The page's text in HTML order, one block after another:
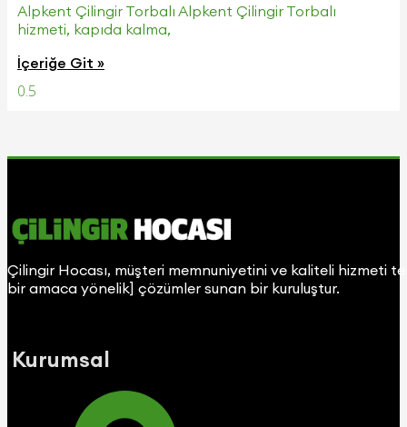
Alpkent Çilingir Torbalı Alpkent Çilingir Torbalı
hizmeti, kapıda kalma,
İçeriğe Git »
Çilingir Hocası, müşteri memnuniyetini ve kaliteli hizmeti
bir amaca yönelik] çözümler sunan bir kuruluştur.
Kurumsal